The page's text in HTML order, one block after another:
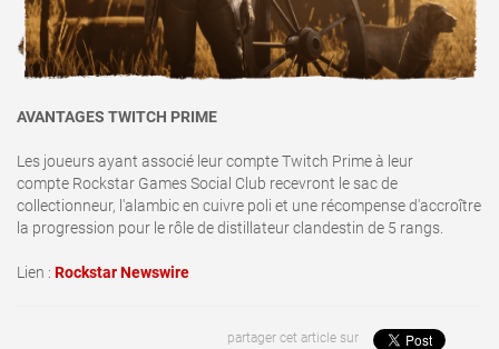
AVANTAGES TWITCH PRIME
Les joueurs ayant associé leur compte Twitch Prime à leur
compte Rockstar Games Social Club recevront le sac de
collectionneur, l'alambic en cuivre poli et une récompense d'accroître
la progression pour le rôle de distillateur clandestin de 5 rangs.
Lien : Rockstar Newswire
partager cet article sur